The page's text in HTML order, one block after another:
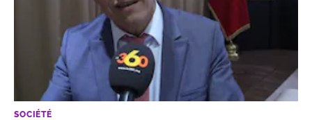
SOCIÉTÉ